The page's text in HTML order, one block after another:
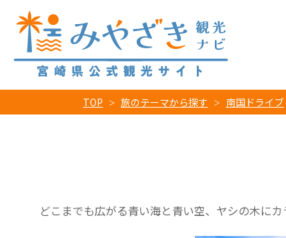
TOP 旅のテーマから探す 南国ドライブ
どこまでも広がる青い海と青い空、ヤシの木に